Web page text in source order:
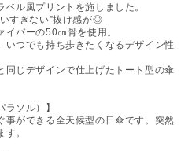
ル風プリントを施しました。
すぎない”抜け感が◎
バーの50㎝骨を使用。
いつでも持ち歩きたくなるデザイン性
同じデザインで仕上げたトート型の傘
ラソル）】
事ができる全天候型の日傘です。突然
。